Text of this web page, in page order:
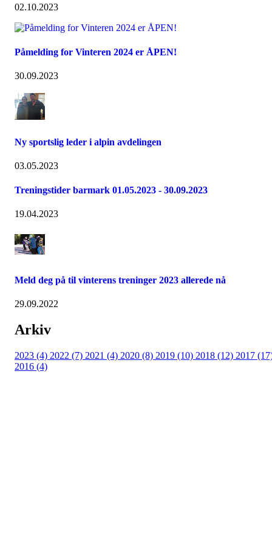
02.10.2023
Påmelding for Vinteren 2024 er ÅPEN!
30.09.2023
Ny sportslig leder i alpin avdelingen
03.05.2023
Treningstider barmark 01.05.2023 - 30.09.2023
19.04.2023
Meld deg på til vinterens treninger 2023 allerede nå
29.09.2022
Arkiv
2023 (4) 2022 (7) 2021 (4) 2020 (8) 2019 (10) 2018 (12) 2017
2016 (4)